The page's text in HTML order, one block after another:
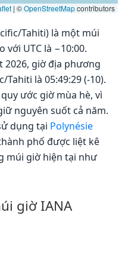
| ©OpenStreetMapcontributors
Tahiti) là một múi
với UTC là −10:00.
2026, giờ địa phương
là 05:49:29 (-10).
ước giờ mùa hè, vì
nguyên suốt cả năm.
dụng tại Polynésie
phố được liệt kê
múi giờ hiện tại như
giờ IANA